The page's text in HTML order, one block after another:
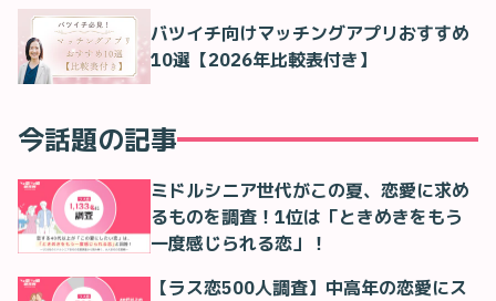
バツイチ向けマッチングアプリおすすめ
10選【2026年比較表付き】
今話題の記事
ミドルシニア世代がこの夏、恋愛に求め
るものを調査！1位は「ときめきをもう
一度感じられる恋」！
【ラス恋500人調査】中高年の恋愛にス